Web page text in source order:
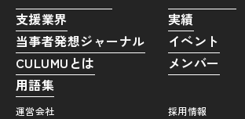
支援業界
実績
当事者発想ジャーナル
イベント
CULUMUとは
メンバー
用語集
運営会社 採用情報